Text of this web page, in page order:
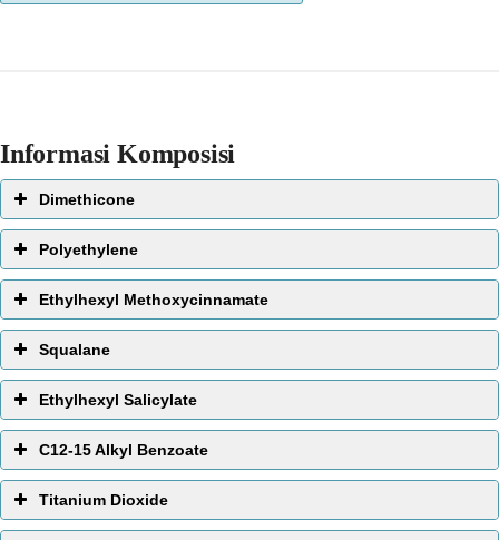
Informasi Komposisi
Dimethicone
Polyethylene
Ethylhexyl Methoxycinnamate
Squalane
Ethylhexyl Salicylate
C12-15 Alkyl Benzoate
Titanium Dioxide